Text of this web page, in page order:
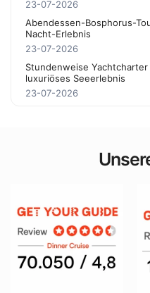
23-07-2026
Abendessen-Bosphorus-
Nacht-Erlebnis
23-07-2026
Stundenweise
luxuriöses Seeerlebnis
23-07-2026